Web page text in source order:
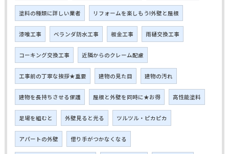
塗料の種類に詳しい業者 リフォームを楽しもう!外壁と屋根
漆喰工事 ベランダ防水工事 板金工事 雨樋交換工事
コーキング交換工事 近隣からのクレーム配慮
工事前の丁寧な挨拶★重要 建物の見た目 建物の汚れ
建物を長持ちさせる保護 屋根と外壁を同時に★お得 高性能塗料
足場を組むと 外壁見ると光る ツルツル・ピカピカ
アパートの外壁 借り手がつかなくなる